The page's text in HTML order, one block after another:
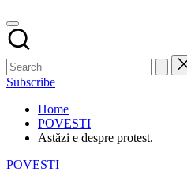
Subscribe
Home
POVESTI
Astăzi e despre protest.
Posted
POVESTI